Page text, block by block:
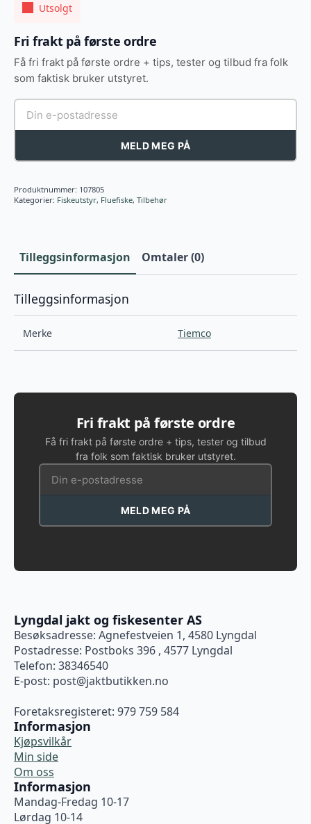
Utsolgt
Fri frakt på første ordre
Få fri frakt på første ordre + tips, tester og tilbud fra folk
som faktisk bruker utstyret.
MELD MEG PÅ
Produktnummer: 107805
Kategorier: Fiskeutstyr, Fluefiske, Tilbehør
Tilleggsinformasjon Omtaler (0)
Tilleggsinformasjon
Merke Tiemco
Fri frakt på første ordre
Få fri frakt på første ordre + tips, tester og tilbud
fra folk som faktisk bruker utstyret.
MELD MEG PÅ
Lyngdal jakt og fiskesenter AS
Besøksadresse: Agnefestveien 1, 4580 Lyngdal
Postadresse: Postboks 396 , 4577 Lyngdal
Telefon: 38346540
E-post: post@jaktbutikken.no
Foretaksregisteret: 979 759 584
Informasjon
Kjøpsvilkår
Min side
Om oss
Informasjon
Mandag-Fredag 10-17
Lørdag 10-14